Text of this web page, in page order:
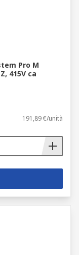
Pro M
415V ca
191,89 €/unità